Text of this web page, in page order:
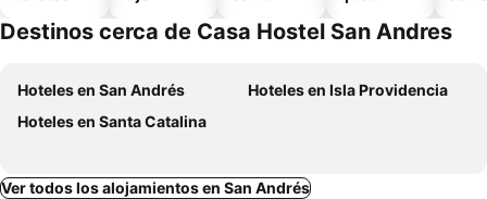
mascotas
Destinos cerca de Casa Hostel San Andres
Hoteles en San Andrés
Hoteles en Isla Providencia
Hoteles en Santa Catalina
Ver todos los alojamientos en San Andrés